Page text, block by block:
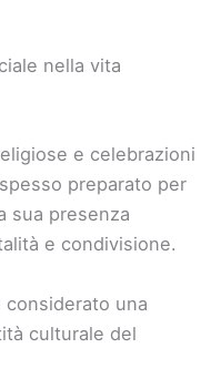
nella vita
e celebrazioni
preparato per
sua presenza
e condivisione.
una
culturale del